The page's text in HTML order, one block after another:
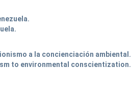
a la concienciación ambiental.
to environmental conscientization.